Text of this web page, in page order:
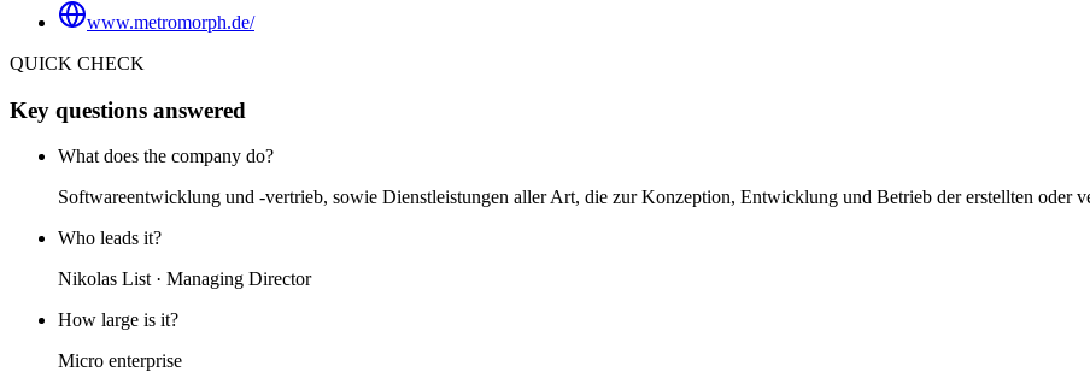
www.metromorph.de/
QUICK CHECK
Key questions answered
What does the company do?
Softwareentwicklung und -vertrieb, sowie Dienstleistungen aller Art, die zur Konzeption, Entwicklung und Betrieb der erstellten oder
Who leads it?
Nikolas List · Managing Director
How large is it?
Micro enterprise